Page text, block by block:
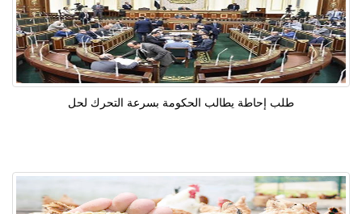
طلب إحاطة يطالب الحكومة بسرعة التحرك لحل